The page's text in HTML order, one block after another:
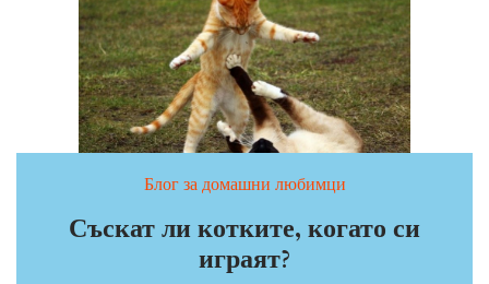
Блог за домашни любимци
Съскат ли котките, когато си
играят?